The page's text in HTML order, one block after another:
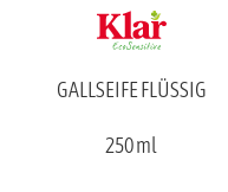
GALLSEIFE FLÜSSIG
250 ml